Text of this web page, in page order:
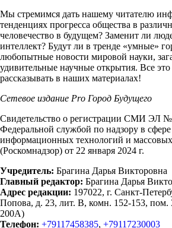
Мы стремимся дать нашему читателю
тенденциях прогресса общества в
человечество в будущем? Заменит ли
интеллект? Будут ли в тренде «умные»
любопытные новости мировой науки,
удивительные научные открытия. Все
рассказывать в наших материалах!
Сетевое издание Рrо Город Будущего
Свидетельство о регистрации СМИ ЭЛ
Федеральной службой по надзору в сфере
информационных технологий и
(Роскомнадзор) от 22 января 2024 г.
Учредитель: Брагина Дарья Викторовна
Главный редактор: Брагина Дарья
Адрес редакции: 197022, г. Санкт-
Попова, д. 23, лит. В, комн. 152-153,
200А)
Телефон: +79117458385, +79117230003